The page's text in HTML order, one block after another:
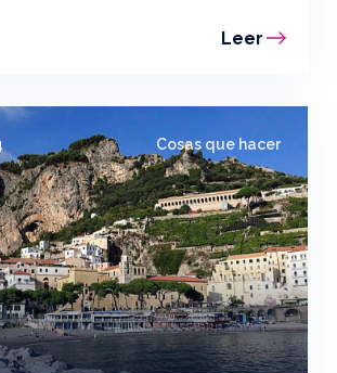
Leer
Cosas que hacer